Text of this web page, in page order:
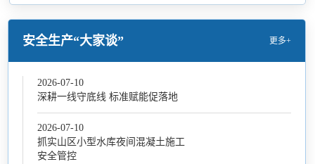
安全生产“大家谈” 更多+
2026-07-10
深耕一线守底线 标准赋能促落地
2026-07-10
抓实山区小型水库夜间混凝土施工
安全管控